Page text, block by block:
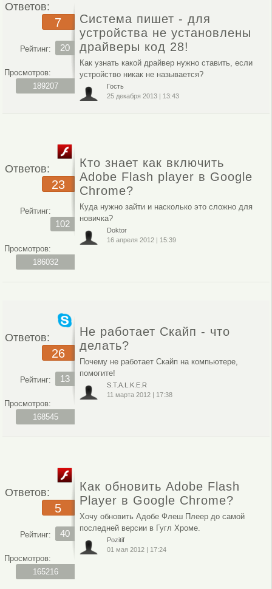
Ответов:
7
Рейтинг: 20
Просмотров:
189207
Система пишет - для
устройства не установлены
драйверы код 28!
Как узнать какой драйвер нужно ставить, если
устройство никак не называется?
Гость
25 декабря 2013| 13:43
Ответов:
23
Рейтинг:
102
Просмотров:
186032
Кто знает как включить
Adobe Flash player в Google
Chrome?
Куда нужно зайти и насколько это сложно для
новичка?
Doktor
16 апреля 2012| 15:39
Ответов:
26
Рейтинг: 13
Просмотров:
168545
Не работает Скайп - что
делать?
Почему не работает Скайп на компьютере,
помогите!
S.T.A.L.K.E.R
11 марта 2012| 17:38
Ответов:
5
Рейтинг: 40
Просмотров:
165216
Как обновить Adobe Flash
Player в Google Chrome?
Хочу обновить Адобе Флеш Плеер до самой
последней версии в Гугл Хроме.
Pozitif
01 мая 2012| 17:24